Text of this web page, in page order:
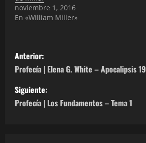
noviembre 1, 2016
En «William Miller»
N
a
v
e
Anterior:
Profecía | Elena G. White – Apocalipsis 19
Siguiente:
Profecía | Los Fundamentos – Tema 1